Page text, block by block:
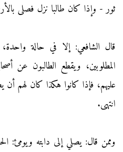
ثور - وإذا كان طالبا نزل فصلى
قال الشافعي: إلا في حالة
المطلوبين، ويقطع الطالبون عن
عليهم، فإذا كانوا هكذا كان لهم أن
انتهى.
وممن قال: يصلي إلى دابته ويومئ: